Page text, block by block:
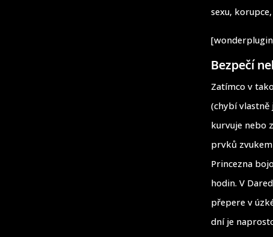
sexu,
Bezpečí
Zatímco v
(chybí
kurvuje nebo
prvků
Princezna
hodin. V
přepere v
dní je